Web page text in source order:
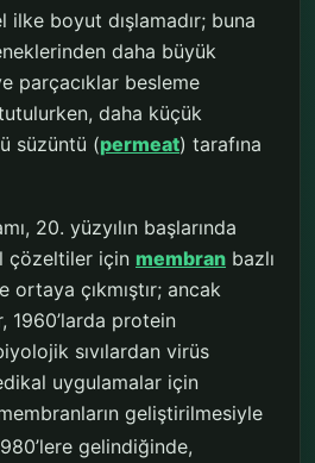
ilke boyut dışlamadır; buna
daha büyük
parçacıklar besleme
daha küçük
süzüntü (permeat) tarafına
20. yüzyılın başlarında
çözeltiler için membran bazlı
ortaya çıkmıştır; ancak
1960’larda protein
sıvılardan virüs
uygulamalar için
geliştirilmesiyle
gelindiğinde,